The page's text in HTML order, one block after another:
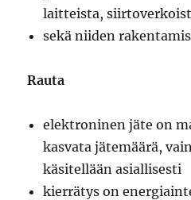
laitteista,
sekä niiden
Rauta
elektroninen jäte on
kasvata jätemäärä,
käsitellään asiallisesti
kierrätys on